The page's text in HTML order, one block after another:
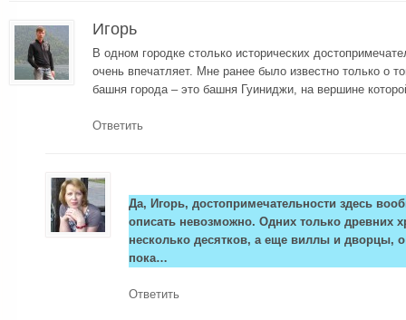
Игорь
В одном городке столько исторических
очень впечатляет. Мне ранее было известно только о
башня города – это башня Гуиниджи, на вершине
Ответить
Да, Игорь, достопримечательности здесь
описать невозможно. Одних только древних
несколько десятков, а еще виллы и дворцы,
пока…
Ответить